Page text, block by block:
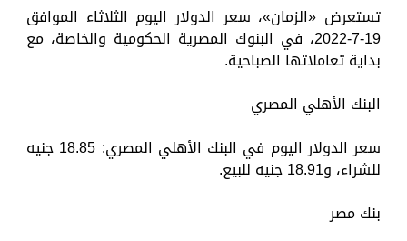
تستعرض «الزمان»، سعر الدولار اليوم الثلاثاء الموافق
19-7-2022، في البنوك المصرية الحكومية والخاصة، مع
بداية تعاملاتها الصباحية.
البنك الأهلي المصري
سعر الدولار اليوم في البنك الأهلي المصري: 18.85 جنيه
للشراء، و18.91 جنيه للبيع.
بنك مصر